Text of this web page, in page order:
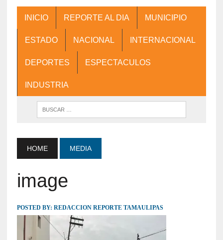
INICIO REPORTE AL DIA MUNICIPIO
ESTADO NACIONAL INTERNACIONAL
DEPORTES ESPECTACULOS
INDUSTRIA
HOME MEDIA
image
POSTED BY: REDACCION REPORTE TAMAULIPAS